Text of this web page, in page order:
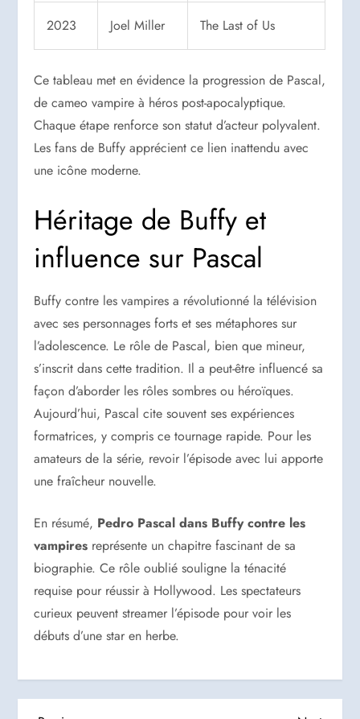
2023 Joel Miller The Last of Us
Ce tableau met en évidence la progression de Pascal,
de cameo vampire à héros post-apocalyptique.
Chaque étape renforce son statut d’acteur polyvalent.
Les fans de Buffy apprécient ce lien inattendu avec
une icône moderne.
Héritage de Buffy et
influence sur Pascal
Buffy contre les vampires a révolutionné la télévision
avec ses personnages forts et ses métaphores sur
l’adolescence. Le rôle de Pascal, bien que mineur,
s’inscrit dans cette tradition. Il a peut-être influencé sa
façon d’aborder les rôles sombres ou héroïques.
Aujourd’hui, Pascal cite souvent ses expériences
formatrices, y compris ce tournage rapide. Pour les
amateurs de la série, revoir l’épisode avec lui apporte
une fraîcheur nouvelle.
En résumé, Pedro Pascal dans Buffy contre les
vampires représente un chapitre fascinant de sa
biographie. Ce rôle oublié souligne la ténacité
requise pour réussir à Hollywood. Les spectateurs
curieux peuvent streamer l’épisode pour voir les
débuts d’une star en herbe.